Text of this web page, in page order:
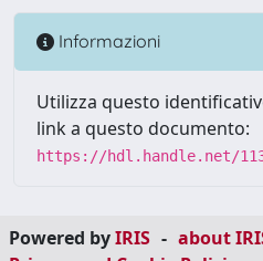
Informazioni
Utilizza questo
link a questo documento:
https://hdl.handle.net/
Powered byIRIS - about